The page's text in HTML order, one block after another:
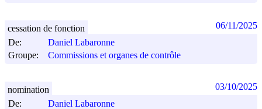
De:
Daniel Labaronne
Groupe:
Commissions et organes de contrôle
cessation de fonction 06/11/2025
De: Daniel Labaronne
nomination 03/10/2025